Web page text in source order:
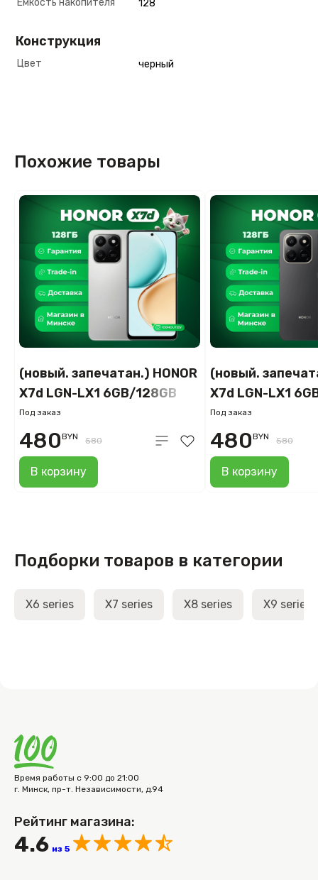
Емкость накопителя 128
Конструкция
Цвет черный
Похожие товары
(новый. запечатан.) HONOR
X7d LGN-LX1 6GB/128GB
(метеорное серебро)
Под заказ
В корзину
480BYN 580
(новый.
X7d LGN-LX1
(вельветовый
Под заказ
В корзину
480BYN 580
Подборки товаров в категории
X6 series X7 series X8 series X9 series
Время работы с 9:00 до 21:00
г. Минск, пр-т. Независимости, д.94
Рейтинг магазина:
4.6 из 5